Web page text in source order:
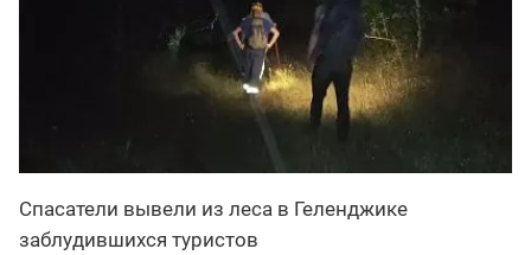
Спасатели вывели из леса в Геленджике
заблудившихся туристов